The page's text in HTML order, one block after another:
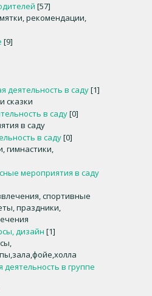
[57]
рекомендации,
[9]
деятельность в саду[1]
сказки
в саду[0]
в саду
в саду[0]
гимнастики,
мероприятия в саду
спортивные
праздники,
дизайн [1]
в группе